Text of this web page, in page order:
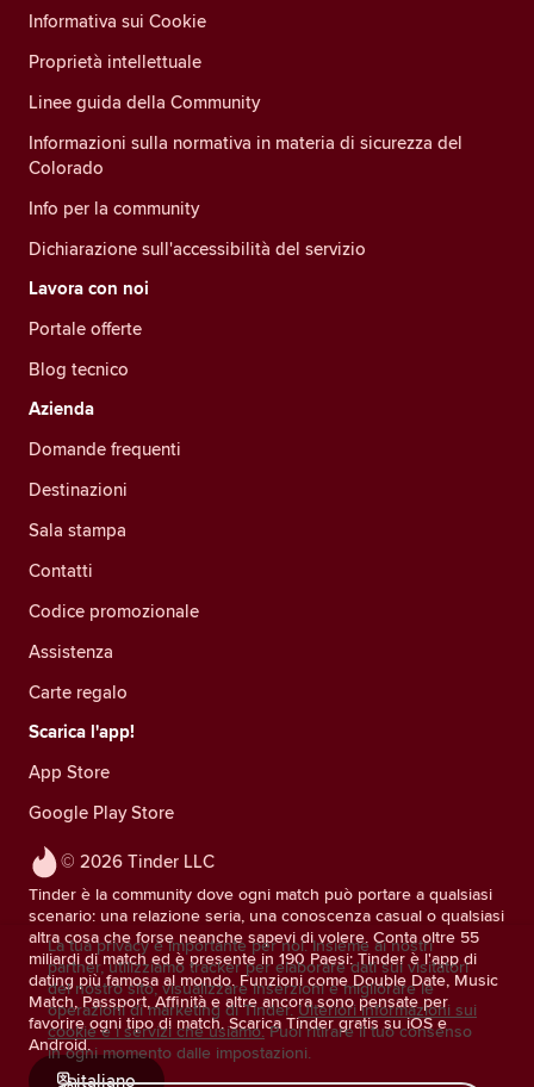
© 2026 Tinder LLC
Tinder è la community dove ogni match può portare a qualsiasi
scenario: una relazione seria, una conoscenza casual o qualsiasi
altra cosa che forse neanche sapevi di volere. Conta oltre 55
miliardi di match ed è presente in 190 Paesi: Tinder è l'app di
dating più famosa al mondo. Funzioni come Double Date, Music
Match, Passport, Affinità e altre ancora sono pensate per
favorire ogni tipo di match. Scarica Tinder gratis su iOS e
Android.
italiano
Informativa sui Cookie
Proprietà intellettuale
Linee guida della Community
Informazioni sulla normativa in materia di sicurezza del
Colorado
Info per la community
Dichiarazione sull'accessibilità del servizio
Lavora con noi
Portale offerte
Blog tecnico
Azienda
Domande frequenti
Destinazioni
Sala stampa
Contatti
Codice promozionale
Assistenza
Carte regalo
Scarica l'app!
App Store
Google Play Store
La tua privacy è importante per noi. Insieme ai nostri
partner, utilizziamo tracker per elaborare dati sui visitatori
del nostro sito, visualizzare inserzioni e migliorare le
operazioni di marketing di Tinder. Ulteriori informazioni sui
cookie e i servizi che usiamo. Puoi ritirare il tuo consenso
in ogni momento dalle impostazioni.